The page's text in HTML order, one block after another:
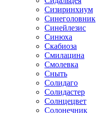
Сизиринхиум
Синеголовник
Синейлезис
Синюха
Скабиоза
Смилацина
Смолевка
Сныть
Солидаго
Солидастер
Солнцецвет
Солонечник